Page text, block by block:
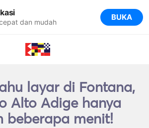
dan mudah BUKA
layar di Fontana,
Alto Adige hanya
beberapa menit!